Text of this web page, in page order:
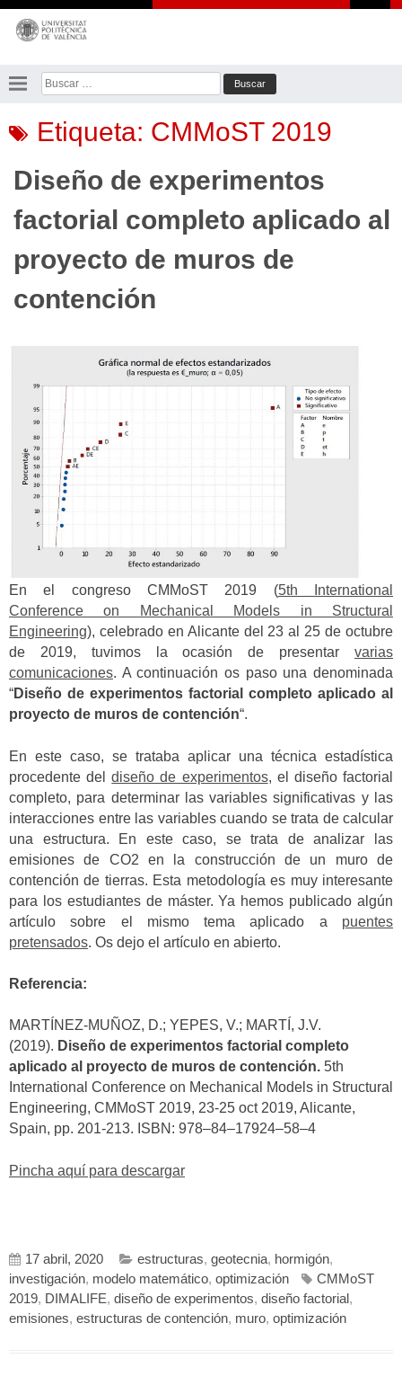
Saltar
contenido
Buscar:
Etiqueta: CMMoST 2019
Diseño de experimentos
factorial completo aplicado al
proyecto de muros de
contención
En el congreso CMMoST 2019 (5th International
Conference on Mechanical Models in Structural
Engineering), celebrado en Alicante del 23 al 25 de octubre
de 2019, tuvimos la ocasión de presentar varias
comunicaciones. A continuación os paso una denominada
“Diseño de experimentos factorial completo aplicado al
proyecto de muros de contención“.
En este caso, se trataba aplicar una técnica estadística
procedente deldiseño de experimentos, el diseño factorial
completo, para determinar las variables significativas y las
interacciones entre las variables cuando se trata de calcular
una estructura. En este caso, se trata de analizar las
emisiones de CO2 en la construcción de un muro de
contención de tierras. Esta metodología es muy interesante
para los estudiantes de máster. Ya hemos publicado algún
artículo sobre el mismo tema aplicado a puentes
pretensados. Os dejo el artículo en abierto.
Referencia:
MARTÍNEZ-MUÑOZ, D.; YEPES, V.; MARTÍ, J.V.
(2019). Diseño de experimentos factorial completo
aplicado al proyecto de muros de contención. 5th
International Conference on Mechanical Models in Structural
Engineering, CMMoST 2019, 23-25 oct 2019, Alicante,
Spain, pp. 201-213. ISBN: 978–84–17924–58–4
Pincha aquí para descargar
17 abril, 2020 estructuras, geotecnia, hormigón,
investigación, modelo matemático, optimización
CMMoST
2019, DIMALIFE, diseño de experimentos, diseño factorial,
emisiones, estructuras de contención, muro, optimización